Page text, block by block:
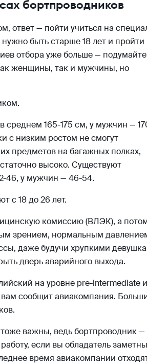
бортпроводников
ответ — пойти учиться на
быть старше 18 лет и пройти
отбора уже больше —
женщины, так и мужчины, но
165-175 см, у мужчин —
с низким ростом не смогут
предметов на багажных полках,
высоко. Существуют
46, у мужчин — 46-54.
с 18 до 26 лет.
комиссию (ВЛЭК), а
зрением, нормальным
даже будучи хрупкими
дверь аварийного выхода.
на уровне pre-intermediate
сообщит авиакомпания.
важны, ведь бортпроводник —
если вы обладатель
время авиакомпании